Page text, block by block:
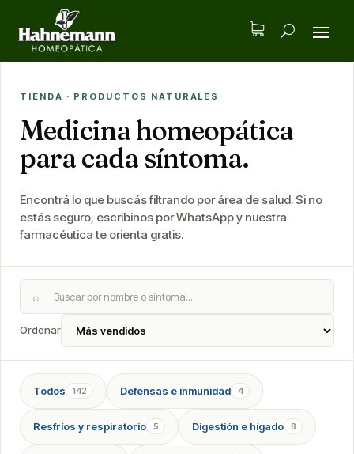
TIENDA · PRODUCTOS NATURALES
Medicina homeopática
para cada síntoma.
Encontrá lo que buscás filtrando por área de salud. Si no
estás seguro, escribinos por WhatsApp y nuestra
farmacéutica te orienta gratis.
⌕
Ordenar
Todos 142 Defensas e inmunidad 4
Resfríos y respiratorio 5 Digestión e hígado 8